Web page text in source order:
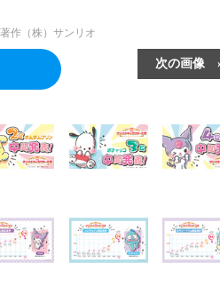
作（株）サンリオ
次の画像